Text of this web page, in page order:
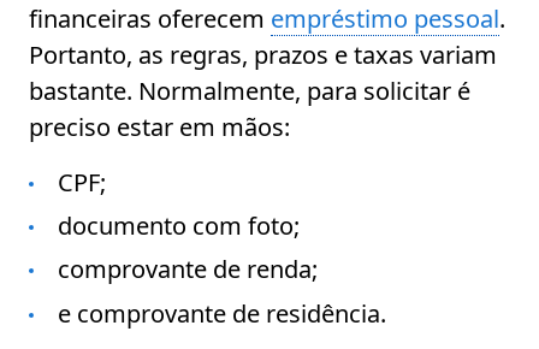
financeiras oferecem empréstimo pessoal.
Portanto, as regras, prazos e taxas variam
bastante. Normalmente, para solicitar é
preciso estar em mãos:
CPF;
documento com foto;
comprovante de renda;
e comprovante de residência.